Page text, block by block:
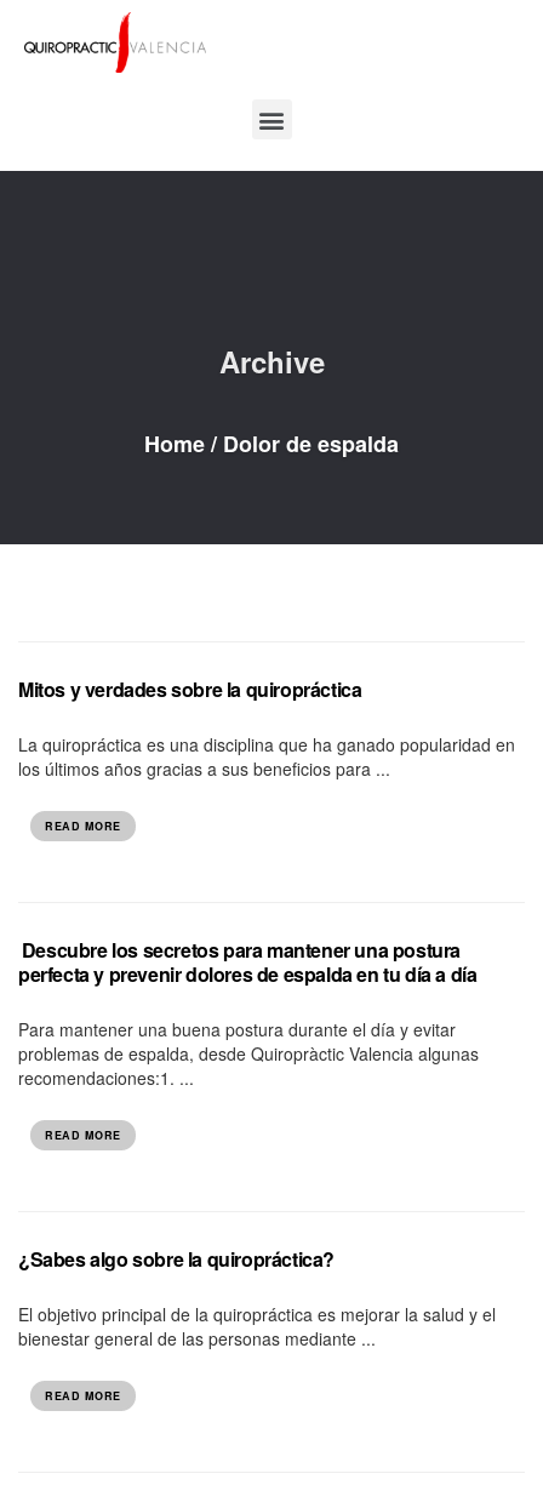
Archive
Home/ Dolor de espalda
Mitos y verdades sobre la quiropráctica
La quiropráctica es una disciplina que ha ganado popularidad en
los últimos años gracias a sus beneficios para ...
READ MORE
⁠ ⁠Descubre los secretos para mantener una postura
perfecta y prevenir dolores de espalda en tu día a día
Para mantener una buena postura durante el día y evitar
problemas de espalda, desde Quiropràctic Valencia algunas
recomendaciones:1.⁠ ...
READ MORE
¿Sabes algo sobre la quiropráctica?
El objetivo principal de la quiropráctica es mejorar la salud y el
bienestar general de las personas mediante ...
READ MORE